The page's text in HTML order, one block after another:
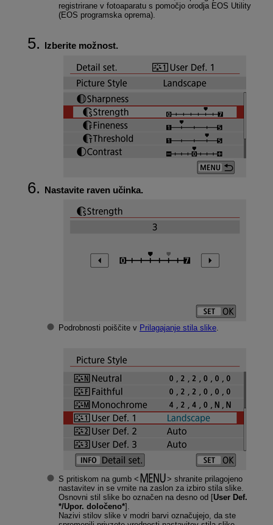
registrirane v fotoaparatu s pomočjo orodja EOS Utility
(EOS programska oprema).
Izberite možnost.
Nastavite raven učinka.
Podrobnosti poiščite v Prilagajanje stila slike.
S pritiskom na gumb
shranite prilagojeno
nastavitev in se vrnite na zaslon za izbiro stila slike.
Osnovni stil slike bo označen na desno od [User Def.
*/Upor. določeno*].
Nazivi stilov slike v modri barvi označujejo, da ste